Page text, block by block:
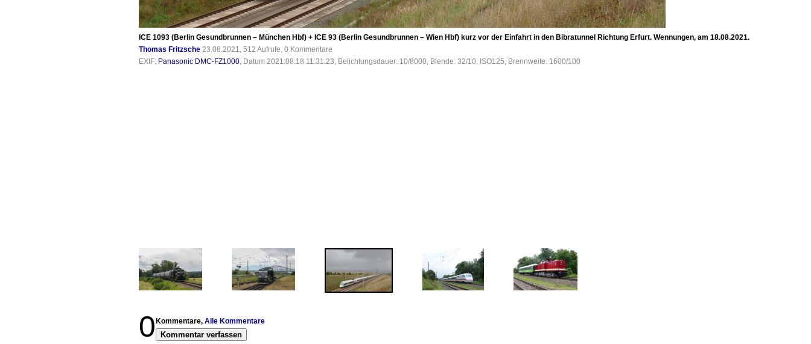
ICE 1093 (Berlin Gesundbrunnen – München Hbf) + ICE 93 (Berlin Gesundbrunnen – Wien Hbf) kurz vor der Einfahrt in den Bibratunnel Richtung Erfurt. Wennungen, am 18.08.2021.
Thomas Fritzsche 23.08.2021, 512 Aufrufe, 0 Kommentare
EXIF: Panasonic DMC-FZ1000, Datum 2021:08:18 11:31:23, Belichtungsdauer: 10/8000, Blende: 32/10, ISO125, Brennweite: 1600/100
0 Kommentare, Alle Kommentare
Kommentar verfassen